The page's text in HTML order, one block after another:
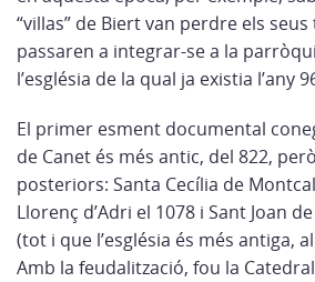
“villas” de Biert van perdre els
passaren a integrar-se a la
l’església de la qual ja existia l’any
El primer esment documental
de Canet és més antic, del 822,
posteriors: Santa Cecília de
Llorenç d’Adri el 1078 i Sant Joan
(tot i que l’església és més antiga,
Amb la feudalització, fou la